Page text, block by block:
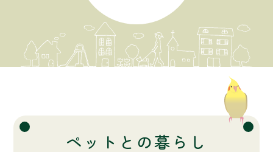
ペットとの暮らし